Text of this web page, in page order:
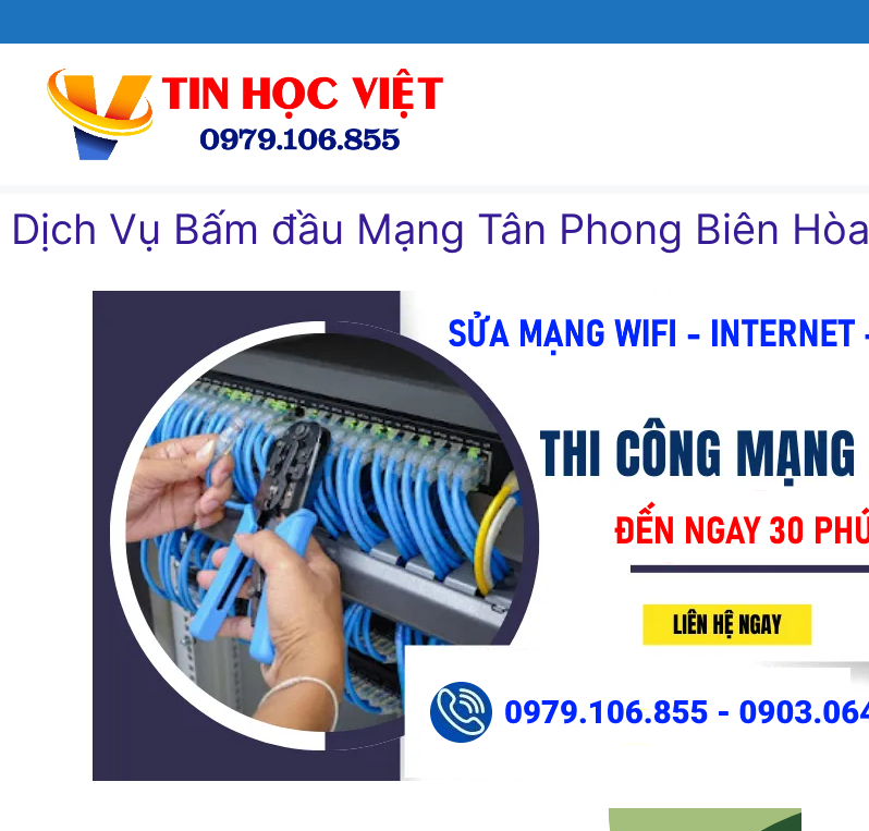
đến
Dịch Vụ Bấm đầu Mạng Tân Phong Biên Hòa